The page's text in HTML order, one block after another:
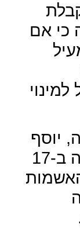
כי אם
יוסף
אלמחמוד, פרסם הודעה ב-17